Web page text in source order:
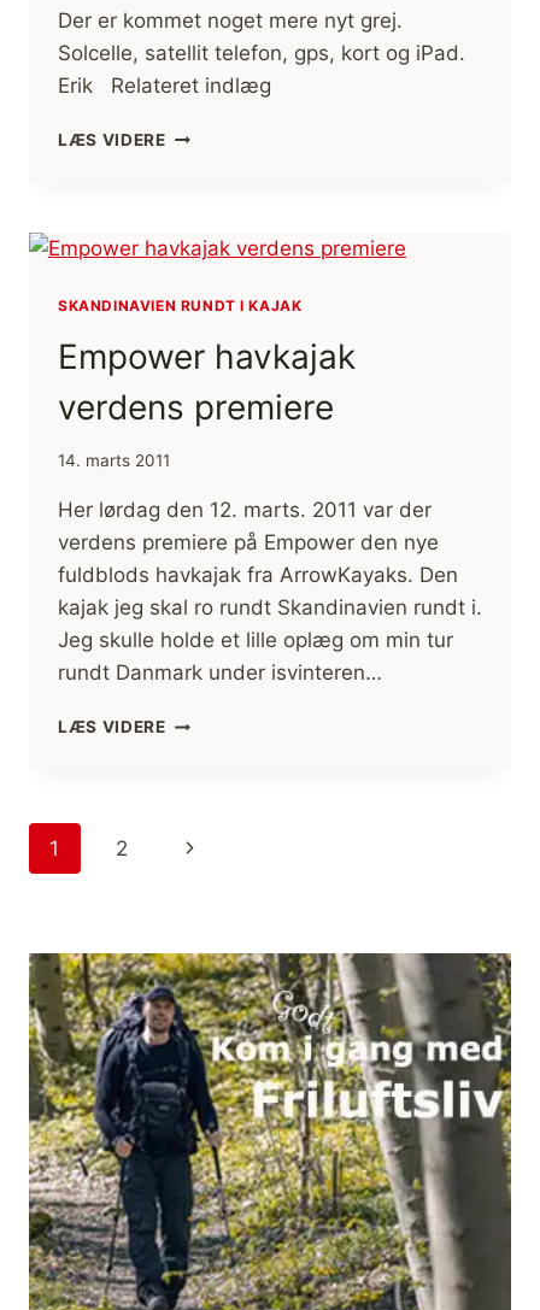
Der er kommet noget mere nyt grej.
Solcelle, satellit telefon, gps, kort og iPad.
Erik Relateret indlæg
LÆS VIDEREMERE
SKANDINAVIEN RUNDT I KAJAK
Empower havkajak
verdens premiere
14. marts 2011
Her lørdag den 12. marts. 2011 var der
verdens premiere på Empower den nye
fuldblods havkajak fra ArrowKayaks. Den
kajak jeg skal ro rundt Skandinavien rundt i.
Jeg skulle holde et lille oplæg om min tur
rundt Danmark under isvinteren…
LÆS VIDEREEMPOWER
Side
1 2
Næste